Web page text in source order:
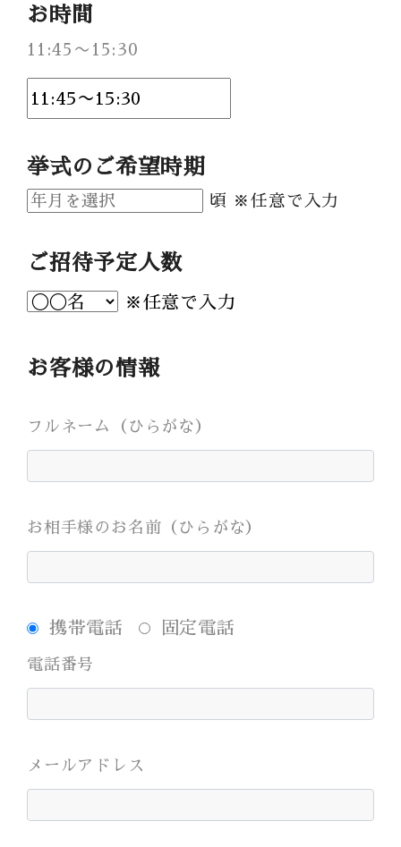
ギャラリー
アクセス
紹介キャンペーン
成約者サイト
follow us
Facebook Wedding
お時間
11:45〜15:30
挙式のご希望時期
頃 ※任意で入力
ご招待予定人数
※任意で入力
お客様の情報
フルネーム（ひらがな）
お相手様のお名前（ひらがな）
携帯電話 固定電話
電話番号
メールアドレス